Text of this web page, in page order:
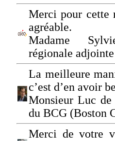
Merci pour cette
agréable.
Madame
régionale
La meilleure
c’est d’en avoir
Monsieur Luc de
du BCG (Boston
Merci de votre